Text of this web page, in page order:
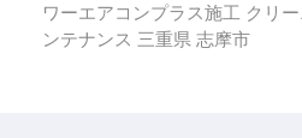
ワーエアコンプラス施工 クリ
ンテナンス 三重県 志摩市